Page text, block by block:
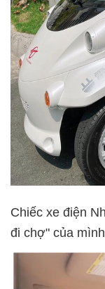
Chiếc xe điện
đi chợ" của